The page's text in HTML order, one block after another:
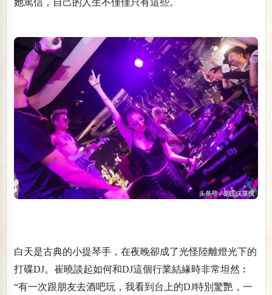
白天是古典的小提琴手，在夜晚卻成了光怪陸離燈光下的
打碟DJ。崔曉談起如何和DJ這個行業結緣時非常坦然︰
“有一次跟朋友去酒吧玩，我看到台上的DJ特別驚艷，一